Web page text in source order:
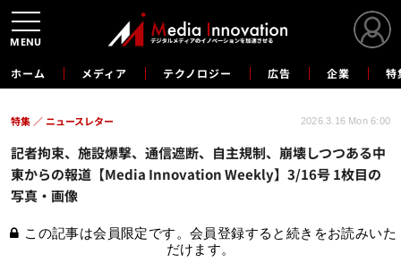
ホーム メディア テクノロジー 広告 企業 特
記者拘束、施設爆撃、通信遮断、自主規制、崩壊しつつある中
東からの報道【Media Innovation Weekly】3/16号 1枚目の
写真・画像
特集 ニュースレター 2026.3.16 Mon 6:00
この記事は会員限定です。会員登録すると続きをお読みいた
だけます。
MENU